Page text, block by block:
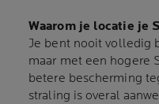
Waarom je locatie je
Je bent nooit volledig
maar met een hogere
betere bescherming
straling is overal